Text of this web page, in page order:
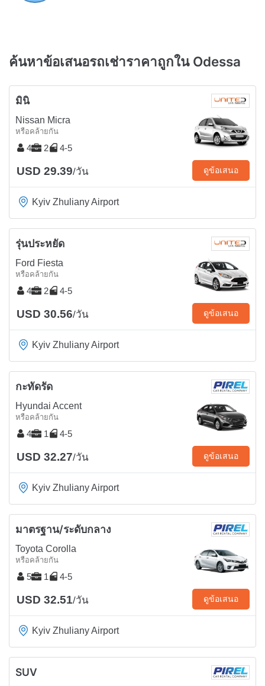
ค้นหาข้อเสนอรถเช่าราคาถูกใน Odessa
มินิ
Nissan Micra
หรือคล้ายกัน
4 2 4-5
USD 29.39/วัน ดูข้อเสนอ
Kyiv Zhuliany Airport
รุ่นประหยัด
Ford Fiesta
หรือคล้ายกัน
4 2 4-5
USD 30.56/วัน ดูข้อเสนอ
Kyiv Zhuliany Airport
กะทัดรัด
Hyundai Accent
หรือคล้ายกัน
4 1 4-5
USD 32.27/วัน ดูข้อเสนอ
Kyiv Zhuliany Airport
มาตรฐาน/ระดับกลาง
Toyota Corolla
หรือคล้ายกัน
5 1 4-5
USD 32.51/วัน ดูข้อเสนอ
Kyiv Zhuliany Airport
SUV